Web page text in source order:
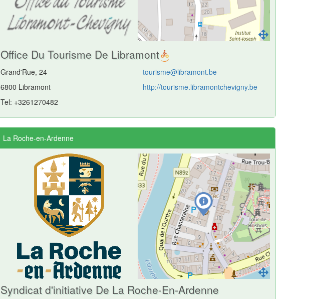
Office Du Tourisme De Libramont
Grand'Rue, 24
6800 Libramont
Tel: +3261270482
tourisme@libramont.be
http://tourisme.libramontchevigny.be
La Roche-en-Ardenne
Syndicat d'initiative De La Roche-En-Ardenne